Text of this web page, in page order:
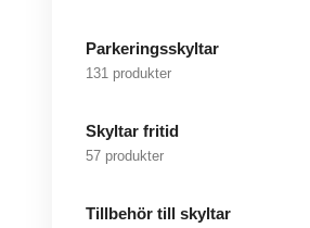
Parkeringsskyltar
131 produkter
Skyltar fritid
57 produkter
Tillbehör till skyltar